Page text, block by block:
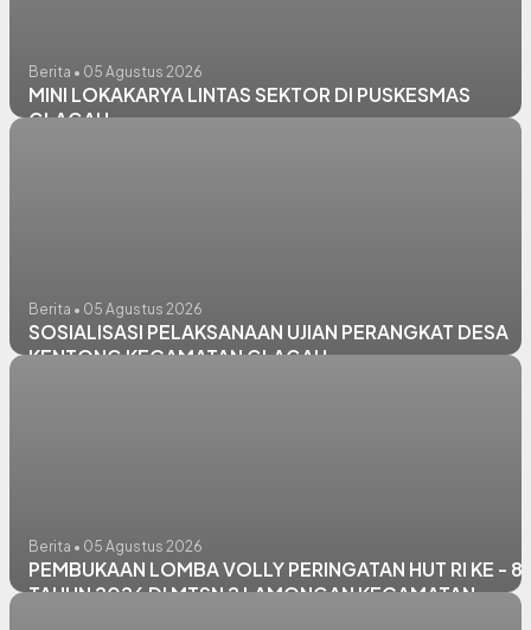
Berita • 05 Agustus 2026
MINI LOKAKARYA LINTAS SEKTOR DI PUSKESMAS
GLAGAH
Berita • 05 Agustus 2026
SOSIALISASI PELAKSANAAN UJIAN PERANGKAT DESA
KENTONG KECAMATAN GLAGAH
Berita • 05 Agustus 2026
PEMBUKAAN LOMBA VOLLY PERINGATAN HUT RI KE - 81
TAHUN 2026 DI MTSN 2 LAMONGAN KECAMATAN